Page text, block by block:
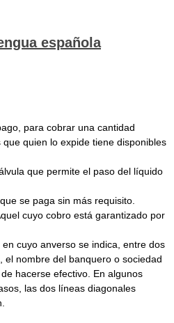
española
para cobrar una cantidad
quien lo expide tiene disponibles
que permite el paso del líquido
se paga sin más requisito.
cuyo cobro está garantizado por
en cuyo anverso se indica, entre dos
el nombre del banquero o sociedad
hacerse efectivo. En algunos
las dos líneas diagonales